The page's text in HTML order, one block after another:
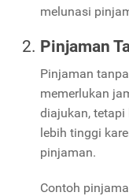
melunasi
Pinjaman
Pinjaman
memerlukan
diajukan,
lebih tinggi
pinjaman.
Contoh